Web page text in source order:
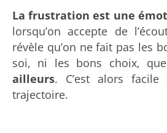
La frustration est une
lorsqu’on accepte de
révèle qu’on ne fait pas les
soi, ni les bons choix, que
ailleurs. C’est alors
trajectoire.